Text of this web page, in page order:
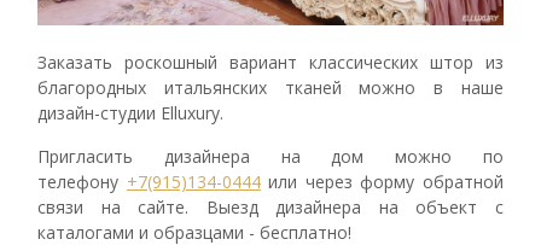
Заказать роскошный вариант классических штор из
благородных итальянских тканей можно в наше
дизайн-студии Elluxury.
Пригласить дизайнера на дом можно по
телефону +7(915)134-0444или через форму обратной
связи на сайте. Выезд дизайнера на объект с
каталогами и образцами - бесплатно!